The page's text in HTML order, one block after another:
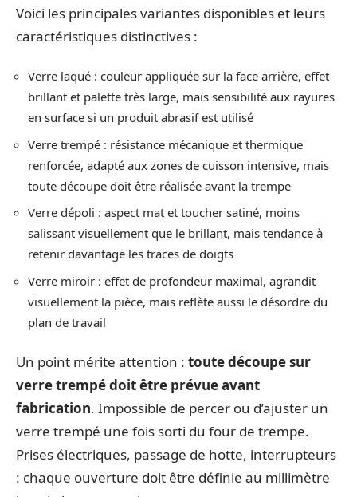
Voici les principales variantes disponibles et leurs
caractéristiques distinctives :
Verre laqué : couleur appliquée sur la face arrière, effet
brillant et palette très large, mais sensibilité aux rayures
en surface si un produit abrasif est utilisé
Verre trempé : résistance mécanique et thermique
renforcée, adapté aux zones de cuisson intensive, mais
toute découpe doit être réalisée avant la trempe
Verre dépoli : aspect mat et toucher satiné, moins
salissant visuellement que le brillant, mais tendance à
retenir davantage les traces de doigts
Verre miroir : effet de profondeur maximal, agrandit
visuellement la pièce, mais reflète aussi le désordre du
plan de travail
Un point mérite attention : toute découpe sur
verre trempé doit être prévue avant
fabrication. Impossible de percer ou d’ajuster un
verre trempé une fois sorti du four de trempe.
Prises électriques, passage de hotte, interrupteurs
: chaque ouverture doit être définie au millimètre